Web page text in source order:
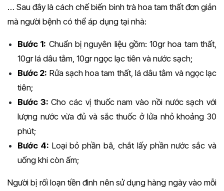
… Sau đây là cách chế biến bình trà hoa tam thất đơn giản
mà người bệnh có thể áp dụng tại nhà:
Bước 1: Chuẩn bị nguyên liệu gồm: 10gr hoa tam thất,
10gr lá dâu tằm, 10gr ngọc lạc tiên và nước sạch;
Bước 2: Rửa sạch hoa tam thất, lá dâu tằm và ngọc lạc
tiên;
Bước 3: Cho các vị thuốc nam vào nồi nước sạch với
lượng nước vừa đủ và sắc thuốc ở lửa nhỏ khoảng 30
phút;
Bước 4: Loại bỏ phần bã, chắt lấy phần nước sắc và
uống khi còn ấm;
Người bị rối loạn tiền đình nên sử dụng hàng ngày vào mỗi